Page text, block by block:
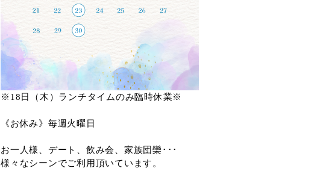
※18日（木）ランチタイムのみ臨時休業※
《お休み》毎週火曜日
お一人様、デート、飲み会、家族団欒･･･
様々なシーンでご利用頂いています。